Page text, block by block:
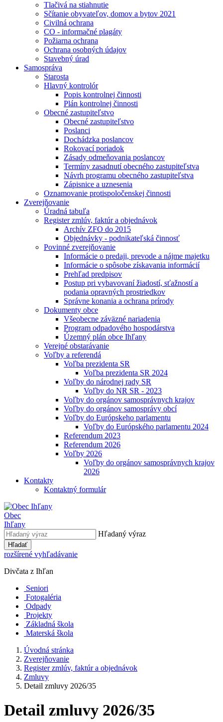
Tlačivá na stiahnutie
Sčítanie obyvateľov, domov a bytov 2021
Civilná ochrana
CO - informačné plagáty
Požiarna ochrana
Ochrana osobných údajov
Stavebný úrad
Samospráva
Starosta
Hlavný kontrolór
Popis kontrolnej činnosti
Plán kontrolnej činnosti
Obecné zastupiteľstvo
Obecné zastupiteľstvo
Poslanci
Dochádzka poslancov
Rokovací poriadok
Zásady odmeňovania poslancov
Termíny zasadnutí obecného zastupiteľstva
Návrh programu obecného zastupiteľstva
Zápisnice a uznesenia
Oznamovanie protispoločenskej činnosti
Zverejňovanie
Úradná tabuľa
Register zmlúv, faktúr a objednávok
Archív ZFO do 2015
Objednávky - podnikateľská činnosť
Povinné zverejňovanie
Informácie o predaji, prevode a nájme majetku
Informácie o spôsobe získavania informácií
Prehľad predpisov
Postup pri vybavovaní žiadostí, sťažností a
podania opravných prostriedkov
Správne konania a ochrana prírody
Dokumenty obce
Všeobecne záväzné nariadenia
Program odpadového hospodárstva
Územný plán obce Ihľany
Verejné obstarávanie
Voľby a referendá
Voľba prezidenta SR
Voľba prezidenta SR 2024
Voľby do národnej rady SR
Voľby do NR SR - 2023
Voľby do orgánov samosprávnych krajov
Voľby do orgánov samosprávy obcí
Voľby do Európskeho parlamentu
Voľby do Európského parlamentu 2024
Referendum 2023
Referendum 2026
Voľby 2026
Voľby do orgánov samosprávnych krajov
2026
Kontakty
Kontaktný formulár
Obec
Ihľany
Hľadaný výraz
Hľadať
rozšírené vyhľadávanie
Divčata z Ihľan
Seniori
Fotogaléria
Odpady
Projekty
Základná škola
Materská škola
Úvodná stránka
Zverejňovanie
Register zmlúv, faktúr a objednávok
Zmluvy
Detail zmluvy 2026/35
Detail zmluvy 2026/35